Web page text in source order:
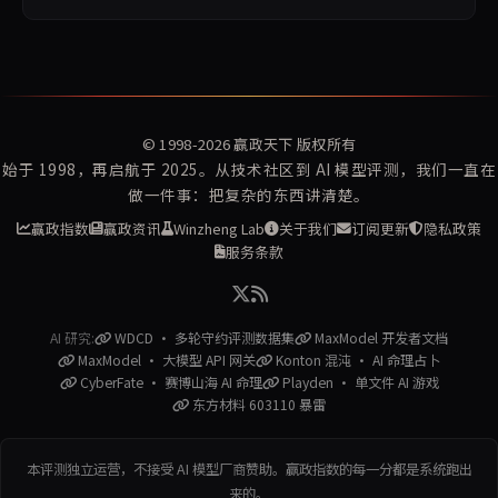
© 1998-2026赢政天下 版权所有
始于 1998，再启航于 2025。从技术社区到 AI 模型评测，我们一直在
做一件事：把复杂的东西讲清楚。
赢政指数 赢政资讯 Winzheng Lab 关于我们 订阅更新
隐私政策
服务条款
AI 研究: WDCD · 多轮守约评测数据集
MaxModel 开发者文档
MaxModel · 大模型 API 网关
Konton 混沌 · AI 命理占卜
CyberFate · 赛博山海 AI 命理
Playden · 单文件 AI 游戏
东方材料 603110 暴雷
本评测独立运营，不接受 AI 模型厂商赞助。赢政指数的每一分都是系统跑出
来的。